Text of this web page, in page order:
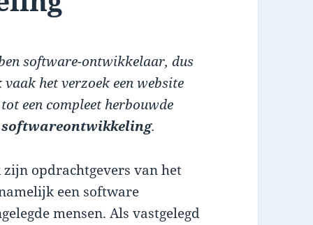
software-ontwikkelaar, dus
het verzoek een website
een compleet herbouwde
softwareontwikkeling.
opdrachtgevers van het
een software
mensen. Als vastgelegd